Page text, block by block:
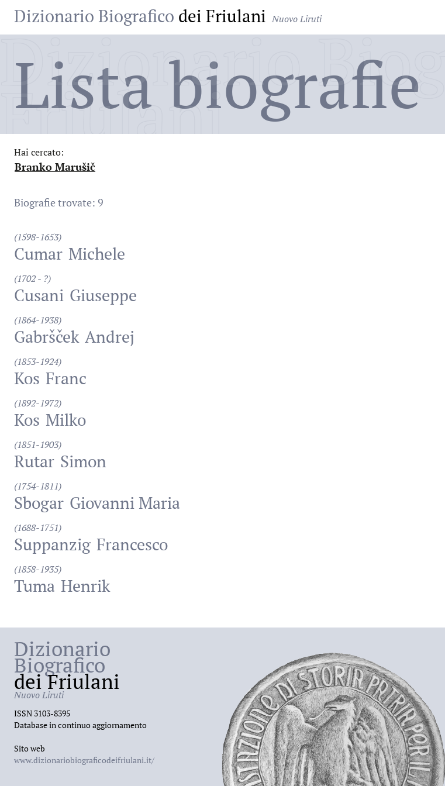
Dizionario Biografico dei Friulani Nuovo Liruti
Dizionario
Friulani
Lista biografie
Hai cercato:
Branko Marušič
Biografie trovate: 9
(1598-1653)
Cumar Michele
(1702 - ?)
Cusani Giuseppe
(1864-1938)
Gabršček Andrej
(1853-1924)
Kos Franc
(1892-1972)
Kos Milko
(1851-1903)
Rutar Simon
(1754-1811)
Sbogar Giovanni Maria
(1688-1751)
Suppanzig Francesco
(1858-1935)
Tuma Henrik
Dizionario
Biografico
dei Friulani
Nuovo Liruti
ISSN 3103-8395
Database in continuo aggiornamento
Sito web
www.dizionariobiograficodeifriulani.it/